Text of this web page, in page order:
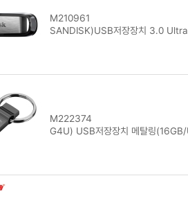
M210961
SANDISK)USB저장장치 3.0
M222374
G4U) USB저장장치 메탈링